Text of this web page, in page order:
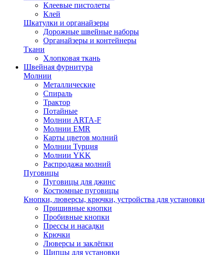
Клеевые пистолеты
Клей
Шкатулки и органайзеры
Дорожные швейные наборы
Органайзеры и контейнеры
Ткани
Хлопковая ткань
Швейная фурнитура
Молнии
Металлические
Спираль
Трактор
Потайные
Молнии ARTA-F
Молнии EMR
Карты цветов молний
Молнии Турция
Молнии YKK
Распродажа молний
Пуговицы
Пуговицы для джинс
Костюмные пуговицы
Кнопки, люверсы, крючки, устройства для установки
Пришивные кнопки
Пробивные кнопки
Прессы и насадки
Крючки
Люверсы и заклёпки
Щипцы для установки